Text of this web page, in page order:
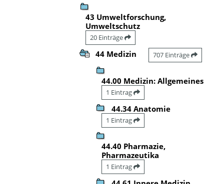
43 Umweltforschung,
Umweltschutz
20 Einträge
44 Medizin 707 Einträge
44.00 Medizin: Allgemeines
1 Eintrag
44.34 Anatomie
1 Eintrag
44.40 Pharmazie,
Pharmazeutika
1 Eintrag